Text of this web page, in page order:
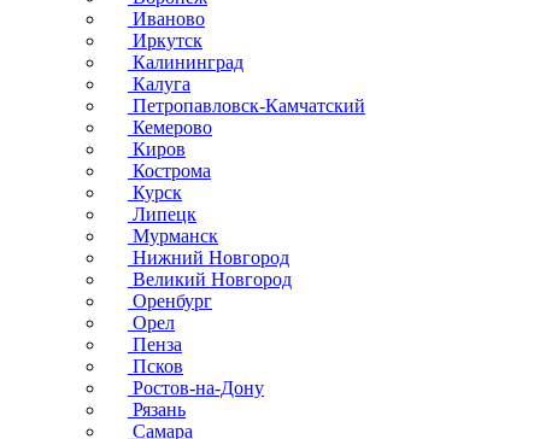
Иваново
Иркутск
Калининград
Калуга
Петропавловск-Камчатский
Кемерово
Киров
Кострома
Курск
Липецк
Мурманск
Нижний Новгород
Великий Новгород
Оренбург
Орел
Пенза
Псков
Ростов-на-Дону
Рязань
Самара